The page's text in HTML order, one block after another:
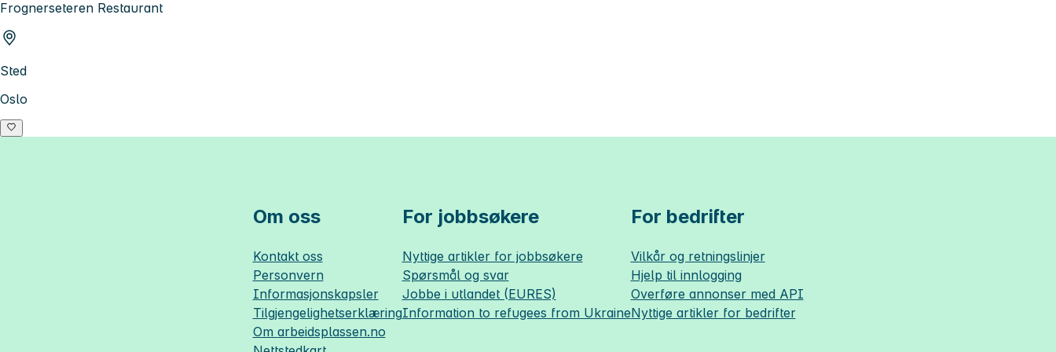
Frognerseteren Restaurant
Sted
Oslo
Om oss
Kontakt oss
Personvern
Informasjonskapsler
Tilgjengelighetserklæring
Om arbeidsplassen.no
For jobbsøkere
Nyttige artikler for jobbsøkere
Spørsmål og svar
Jobbe i utlandet (EURES)
Information to refugees from Ukraine
For bedrifter
Vilkår og retningslinjer
Hjelp til innlogging
Overføre annonser med API
Nyttige artikler for bedrifter